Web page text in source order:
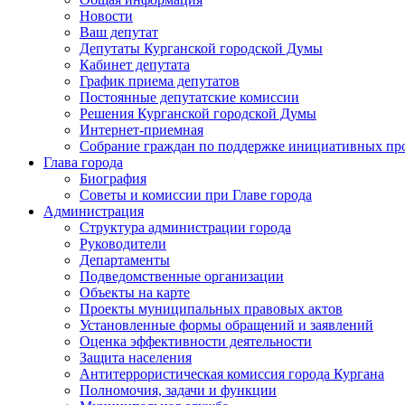
Новости
Ваш депутат
Депутаты Курганской городской Думы
Кабинет депутата
График приема депутатов
Постоянные депутатские комиссии
Решения Курганской городской Думы
Интернет-приемная
Собрание граждан по поддержке инициативных
Глава города
Биография
Советы и комиссии при Главе города
Администрация
Структура администрации города
Руководители
Департаменты
Подведомственные организации
Объекты на карте
Проекты муниципальных правовых актов
Установленные формы обращений и заявлений
Оценка эффективности деятельности
Защита населения
Антитеррористическая комиссия города Кургана
Полномочия, задачи и функции